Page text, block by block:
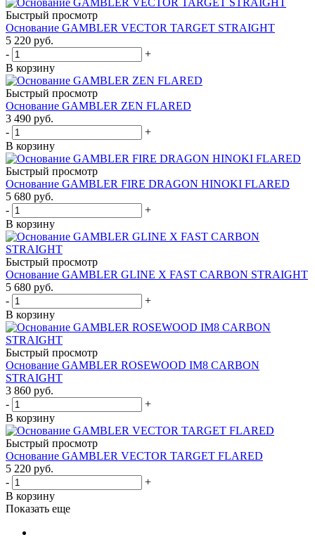
Быстрый просмотр
Основание GAMBLER VECTOR TARGET STRAIGHT
5 220 руб.
-
+
В корзину
Быстрый просмотр
Основание GAMBLER ZEN FLARED
3 490 руб.
-
+
В корзину
Быстрый просмотр
Основание GAMBLER FIRE DRAGON HINOKI FLARED
5 680 руб.
-
+
В корзину
Быстрый просмотр
Основание GAMBLER GLINE X FAST CARBON STRAIGHT
5 680 руб.
-
+
В корзину
Быстрый просмотр
Основание GAMBLER ROSEWOOD IM8 CARBON
STRAIGHT
3 860 руб.
-
+
В корзину
Быстрый просмотр
Основание GAMBLER VECTOR TARGET FLARED
5 220 руб.
-
+
В корзину
Показать еще